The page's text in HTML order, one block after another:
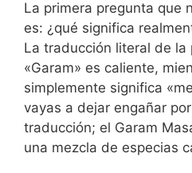
La primera pregunta que
es: ¿qué significa
La traducción literal de la
«Garam» es caliente,
simplemente significa
vayas a dejar engañar
traducción; el Garam
una mezcla de especias